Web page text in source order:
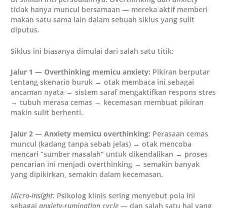
tidak hanya muncul bersamaan — mereka aktif memberi
makan satu sama lain dalam sebuah siklus yang sulit
diputus.
Siklus ini biasanya dimulai dari salah satu titik:
Jalur 1 — Overthinking memicu anxiety: Pikiran berputar
tentang skenario buruk → otak membaca ini sebagai
ancaman nyata → sistem saraf mengaktifkan respons stres
→ tubuh merasa cemas → kecemasan membuat pikiran
makin sulit berhenti.
Jalur 2 — Anxiety memicu overthinking: Perasaan cemas
muncul (kadang tanpa sebab jelas) → otak mencoba
mencari “sumber masalah” untuk dikendalikan → proses
pencarian ini menjadi overthinking → semakin banyak
yang dipikirkan, semakin dalam kecemasan.
Micro-insight: Psikolog klinis sering menyebut pola ini
sebagaianxiety-rumination cycle — dan salah satu hal yang